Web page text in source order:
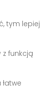
tym lepiej
funkcją